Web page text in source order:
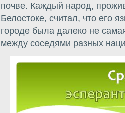
почве. Каждый народ,
Белостоке, считал, что его
городе была далеко не
между соседями разных